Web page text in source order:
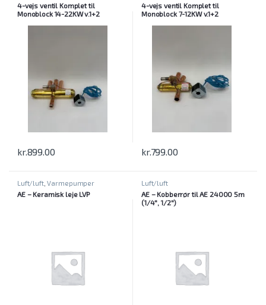
4-vejs ventil Komplet til
Monoblock 14-22KW v.1+2
kr.899.00
4-vejs ventil Komplet til
Monoblock 7-12KW v.1+2
kr.799.00
Luft/luft,Varmepumper
AE – Keramisk leje LVP
Luft/luft
AE – Kobberrør til AE 24000 5m
(1/4″, 1/2″)